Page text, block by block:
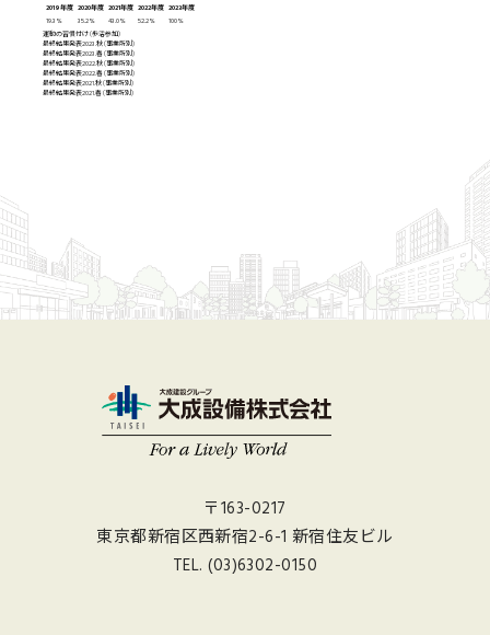
2019年度 2020年度 2021年度 2022年度 2023年度
19.3%
35.2% 43.0% 52.2%
100%
運動の習慣付け（歩活参加）
最終結果発表2023.秋（事業所別）
最終結果発表2023.春（事業所別）
最終結果発表2022.秋（事業所別）
最終結果発表2022.春（事業所別）
最終結果発表2021.秋（事業所別）
最終結果発表2021.春（事業所別）
〒163-0217
東京都新宿区西新宿2-6-1 新宿住友ビル
TEL.(03)6302-0150